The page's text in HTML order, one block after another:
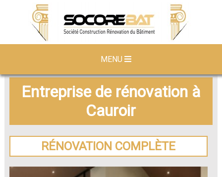
MENU
Entreprise de rénovation à
Cauroir
RÉNOVATION COMPLÈTE